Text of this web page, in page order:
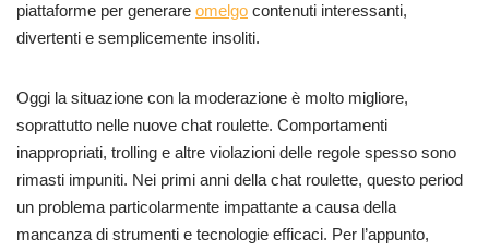
piattaforme per generare omelgo contenuti interessanti,
divertenti e semplicemente insoliti.
Oggi la situazione con la moderazione è molto migliore,
soprattutto nelle nuove chat roulette. Comportamenti
inappropriati, trolling e altre violazioni delle regole spesso sono
rimasti impuniti. Nei primi anni della chat roulette, questo period
un problema particolarmente impattante a causa della
mancanza di strumenti e tecnologie efficaci. Per l’appunto,